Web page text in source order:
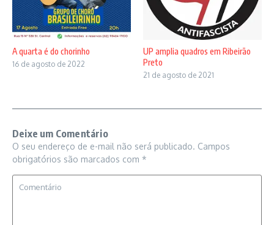
A quarta é do chorinho
16 de agosto de 2022
UP amplia quadros em Ribeirão
Preto
21 de agosto de 2021
Deixe um Comentário
O seu endereço de e-mail não será publicado. Campos
obrigatórios são marcados com *